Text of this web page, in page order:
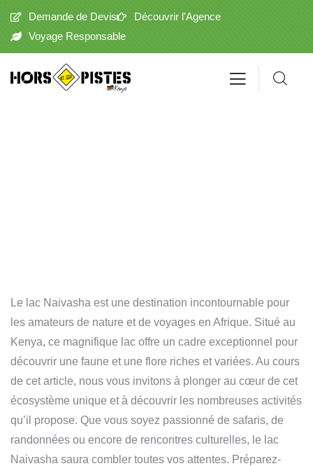
Demande de Devis
Découvrir l'Agence
Voyage Responsable
Le lac Naivasha est une destination incontournable pour
les amateurs de nature et de voyages en Afrique. Situé au
Kenya, ce magnifique lac offre un cadre exceptionnel pour
découvrir une faune et une flore riches et variées. Au cours
de cet article, nous vous invitons à plonger au cœur de cet
écosystème unique et à découvrir les nombreuses activités
qu’il propose. Que vous soyez passionné de safaris, de
randonnées ou encore de rencontres culturelles, le lac
Naivasha saura combler toutes vos attentes. Préparez-